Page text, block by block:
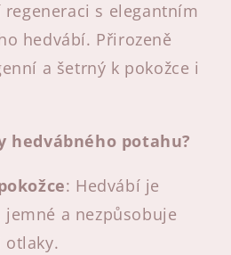
s elegantním
hedvábí. Přirozeně
a šetrný k pokožce i
hedvábného potahu?
: Hedvábí je
a nezpůsobuje
otlaky.